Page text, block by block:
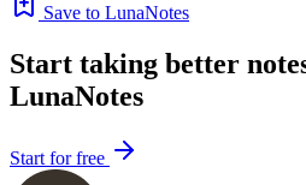
Save to LunaNotes
Start taking better
LunaNotes
Start for free